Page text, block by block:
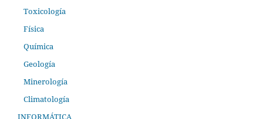
Toxicología
Física
Química
Geología
Minerología
Climatología
INFORMÁTICA